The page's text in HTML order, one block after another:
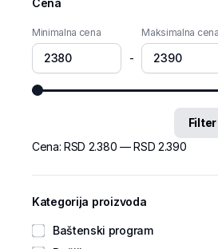
Cena
Minimalna cena
-
Maksimalna cena
Filter
Cena:RSD 2.380 —RSD 2.390
Kategorija proizvoda
Baštenski program